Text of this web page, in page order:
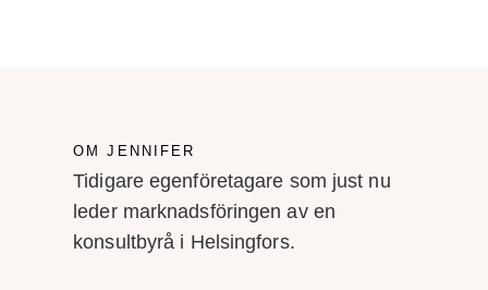
OM JENNIFER
Tidigare egenföretagare som just nu
leder marknadsföringen av en
konsultbyrå i Helsingfors.